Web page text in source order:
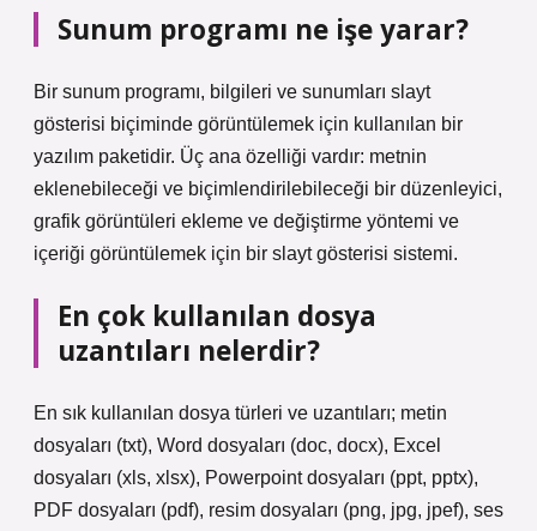
Sunum programı ne işe yarar?
Bir sunum programı, bilgileri ve sunumları slayt
gösterisi biçiminde görüntülemek için kullanılan bir
yazılım paketidir. Üç ana özelliği vardır: metnin
eklenebileceği ve biçimlendirilebileceği bir düzenleyici,
grafik görüntüleri ekleme ve değiştirme yöntemi ve
içeriği görüntülemek için bir slayt gösterisi sistemi.
En çok kullanılan dosya
uzantıları nelerdir?
En sık kullanılan dosya türleri ve uzantıları; metin
dosyaları (txt), Word dosyaları (doc, docx), Excel
dosyaları (xls, xlsx), Powerpoint dosyaları (ppt, pptx),
PDF dosyaları (pdf), resim dosyaları (png, jpg, jpef), ses